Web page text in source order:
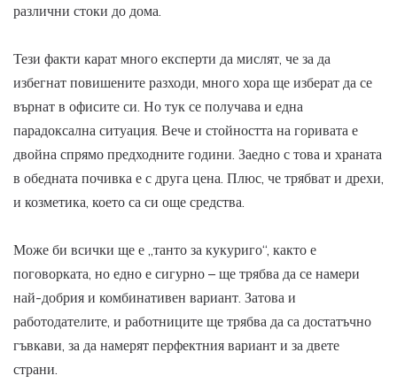
различни стоки до дома.
Тези факти карат много експерти да мислят, че за да
избегнат повишените разходи, много хора ще изберат да се
върнат в офисите си. Но тук се получава и една
парадоксална ситуация. Вече и стойността на горивата е
двойна спрямо предходните години. Заедно с това и храната
в обедната почивка е с друга цена. Плюс, че трябват и дрехи,
и козметика, което са си още средства.
Може би всички ще е „танто за кукуриго“, както е
поговорката, но едно е сигурно – ще трябва да се намери
най-добрия и комбинативен вариант. Затова и
работодателите, и работниците ще трябва да са достатъчно
гъвкави, за да намерят перфектния вариант и за двете
страни.